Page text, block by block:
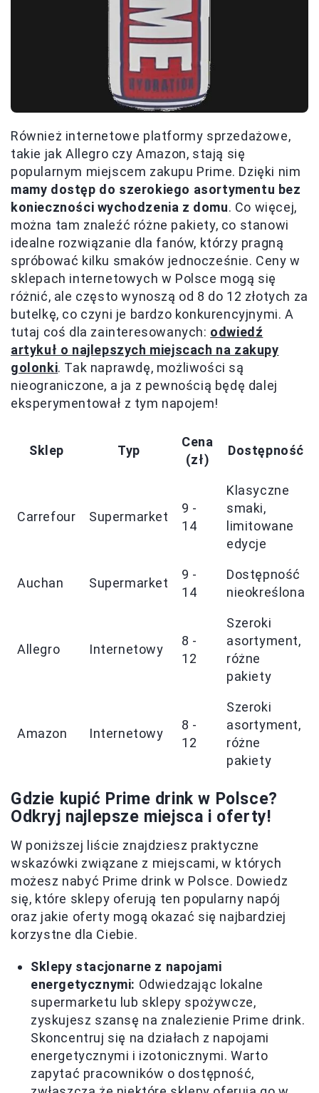
Również internetowe platformy sprzedażowe,
takie jak Allegro czy Amazon, stają się
popularnym miejscem zakupu Prime. Dzięki nim
mamy dostęp do szerokiego asortymentu bez
konieczności wychodzenia z domu. Co więcej,
można tam znaleźć różne pakiety, co stanowi
idealne rozwiązanie dla fanów, którzy pragną
spróbować kilku smaków jednocześnie. Ceny w
sklepach internetowych w Polsce mogą się
różnić, ale często wynoszą od 8 do 12 złotych za
butelkę, co czyni je bardzo konkurencyjnymi. A
tutaj coś dla zainteresowanych: odwiedź
artykuł o najlepszych miejscach na zakupy
golonki. Tak naprawdę, możliwości są
nieograniczone, a ja z pewnością będę dalej
eksperymentował z tym napojem!
Sklep Typ
Cena
(zł)
Dostępność
Carrefour Supermarket
9 -
14
Klasyczne
smaki,
limitowane
edycje
Auchan Supermarket
9 -
14
Dostępność
nieokreślona
Allegro Internetowy
8 -
12
Szeroki
asortyment,
różne
pakiety
Amazon Internetowy
8 -
12
Szeroki
asortyment,
różne
pakiety
Gdzie kupić Prime drink w Polsce?
Odkryj najlepsze miejsca i oferty!
W poniższej liście znajdziesz praktyczne
wskazówki związane z miejscami, w których
możesz nabyć Prime drink w Polsce. Dowiedz
się, które sklepy oferują ten popularny napój
oraz jakie oferty mogą okazać się najbardziej
korzystne dla Ciebie.
Sklepy stacjonarne z napojami
energetycznymi: Odwiedzając lokalne
supermarketu lub sklepy spożywcze,
zyskujesz szansę na znalezienie Prime drink.
Skoncentruj się na działach z napojami
energetycznymi i izotonicznymi. Warto
zapytać pracowników o dostępność,